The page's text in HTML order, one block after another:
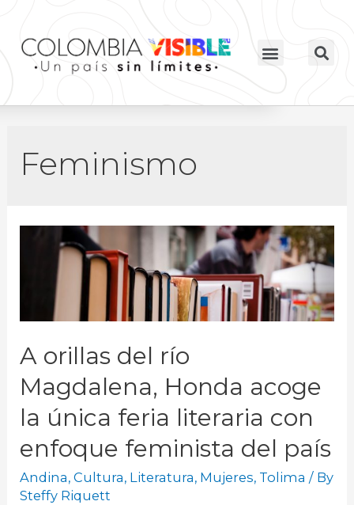
Feminismo
A orillas del río
Magdalena, Honda acoge
la única feria literaria con
enfoque feminista del país
Andina,Cultura, Literatura, Mujeres, Tolima / By
Steffy Riquett